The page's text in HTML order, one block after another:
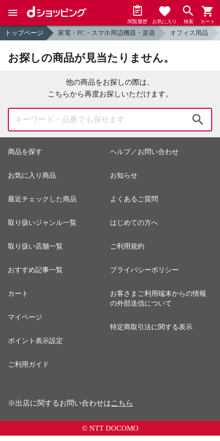
閲覧履歴 お気に入り 検索 カート
トップページ 家電・PC・スマホ周辺機器・楽器 オフィス用品
お探しの商品が見当たりません。
他の商品をお探しの際は、
こちらから再度お探しいただけます。
商品を探す
お気に入り商品
最近チェックした商品
取り扱いジャンル一覧
取り扱い店舗一覧
おすすめ記事一覧
カート
マイページ
ポイント表示設定
ご利用ガイド
ヘルプ／お問い合わせ
お知らせ
よくあるご質問
はじめての方へ
ご利用規約
プライバシーポリシー
お客さまご利用端末からの情報
の外部送信について
特定商取引法に関する表示
※出店に関するお問い合わせはこちら
© NTT DOCOMO